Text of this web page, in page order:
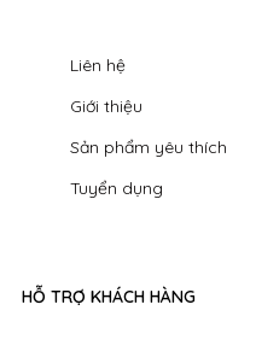
Liên hệ
Giới thiệu
Sản phẩm yêu thích
Tuyển dụng
HỖ TRỢ KHÁCH HÀNG